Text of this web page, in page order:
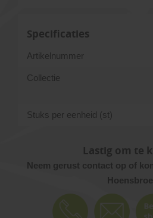
Specificaties
Artikelnummer
Collectie
Stuks per eenheid (st)
Lastig om te
Neem gerust contact op of